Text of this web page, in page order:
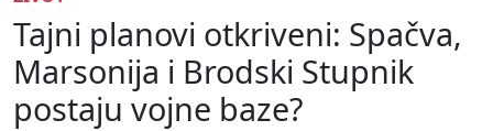
Tajni planovi otkriveni: Spačva,
Marsonija i Brodski Stupnik
postaju vojne baze?